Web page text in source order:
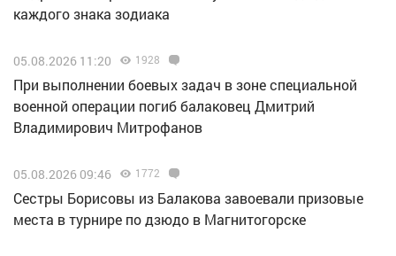
каждого знака зодиака
05.08.2026 11:20 1928
При выполнении боевых задач в зоне специальной
военной операции погиб балаковец Дмитрий
Владимирович Митрофанов
05.08.2026 09:46 1772
Сестры Борисовы из Балакова завоевали призовые
места в турнире по дзюдо в Магнитогорске